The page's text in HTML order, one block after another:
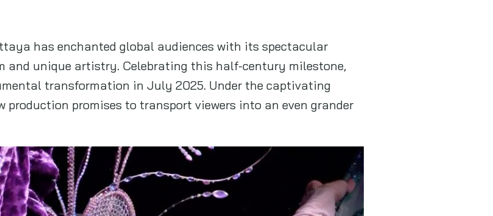
has enchanted global audiences with its spectacular
and unique artistry. Celebrating this half-century milestone,
transformation in July 2025. Under the captivating
production promises to transport viewers into an even grander